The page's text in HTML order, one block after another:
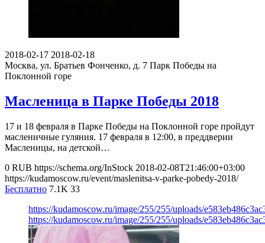
2018-02-17 2018-02-18
Москва, ул. Братьев Фонченко, д. 7 Парк Победы на
Поклонной горе
Масленица в Парке Победы 2018
17 и 18 февраля в Парке Победы на Поклонной горе пройдут
масленичные гуляния. 17 февраля в 12:00, в преддверии
Масленицы, на детской…
0 RUB https://schema.org/InStock 2018-02-08T21:46:00+03:00
https://kudamoscow.ru/event/maslenitsa-v-parke-pobedy-2018/
Бесплатно 7.1K 33
https://kudamoscow.ru/image/255/255/uploads/
https://kudamoscow.ru/image/255/255/uploads/